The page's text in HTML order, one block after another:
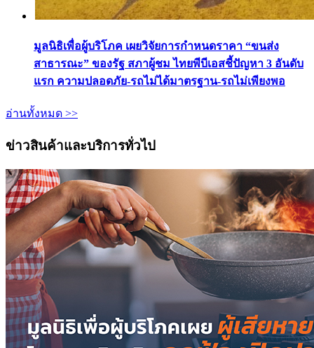
มูลนิธิเพื่อผู้บริโภค เผยวิจัยการกำหนดราคา “ขนส่ง
สาธารณะ” ของรัฐ สภาผู้ชม ไทยพีบีเอสชี้ปัญหา 3 อันดับ
แรก ความปลอดภัย-รถไม่ได้มาตรฐาน-รถไม่เพียงพอ
อ่านทั้งหมด >>
ข่าวสินค้าและบริการทั่วไป